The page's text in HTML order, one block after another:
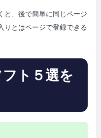
と、後で簡単に同じページ
りとはページで登録できる
ト５選を